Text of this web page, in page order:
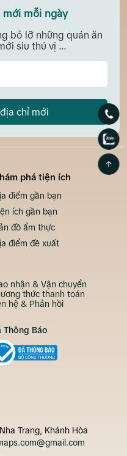
mới mỗi ngày
bỏ lỡ những quán ăn
siu thú vị ...
chỉ mới
phá tiện ích
điểm gần bạn
ích gần bạn
đồ ẩm thực
điểm đề xuất
nhận & Vận chuyển
thức thanh toán
hệ & Phản hồi
Trang, Khánh Hòa
Thông Báo